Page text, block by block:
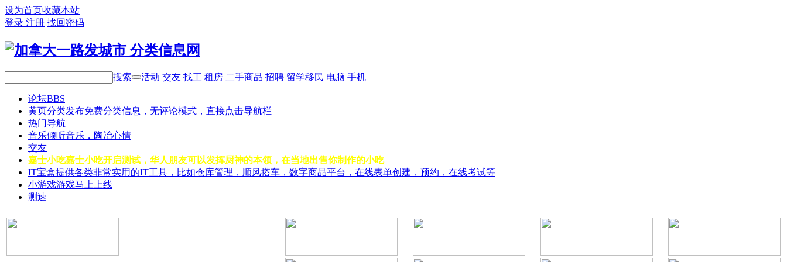
设为首页收藏本站
登录 注册 找回密码
搜索 活动 交友 找工 租房 二手商品 招聘 留学移民 电脑 手机
论坛BBS
黄页分类发布免费分类信息，无评论模式，直接点击导航栏
热门导航
音乐倾听音乐，陶冶心情
交友
嘉士小吃嘉士小吃开启测试，华人朋友可以发挥厨神的本领，在当地出售你制作的小吃
IT宝盒提供各类非常实用的IT工具，比如仓库管理，顺风搭车，数字商品平台，在线表单创建，预约，在线考试等
小游戏游戏马上上线
测速